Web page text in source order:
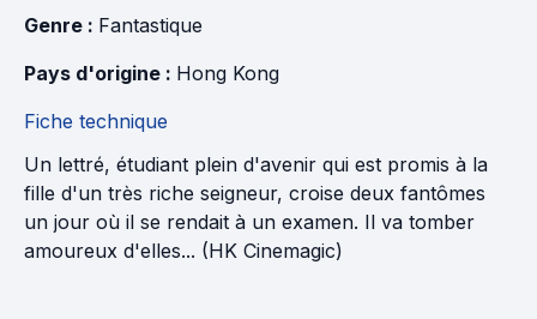
Genre : Fantastique
Pays d'origine : Hong Kong
Fiche technique
Un lettré, étudiant plein d'avenir qui est promis à la
fille d'un très riche seigneur, croise deux fantômes
un jour où il se rendait à un examen. Il va tomber
amoureux d'elles... (HK Cinemagic)